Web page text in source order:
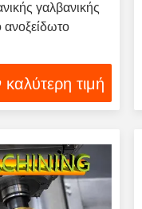
γαλβανικής
ανοξείδωτο
τιμή